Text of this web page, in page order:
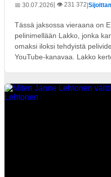
📅 30.07.2026| 👁️ 231 372
Tässä jaksossa vieraana on
pelinimellään Lakko, jonka
omaksi iloksi tehdyistä
YouTube-kanavaa. Lakko